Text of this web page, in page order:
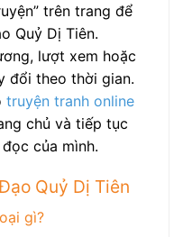
trên trang để
Quỷ Dị Tiên.
lượt xem hoặc
đổi theo thời gian.
truyện tranh online
chủ và tiếp tục
của mình.
Quỷ Dị Tiên
gì?